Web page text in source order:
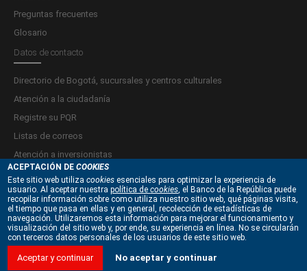
ACEPTACIÓN DECOOKIES
Este sitio web utilizacookies esenciales para optimizar la experiencia de
usuario. Al aceptar nuestrapolítica decookies, el Banco de la República puede
recopilar información sobre como utiliza nuestro sitio web, qué páginas visita,
el tiempo que pasa en ellas y en general, recolección de estadísticas de
navegación. Utilizaremos esta información para mejorar el funcionamiento y
visualización del sitio web y, por ende, su experiencia en línea. No se circularán
con terceros datos personales de los usuarios de este sitio web.
Aceptar y continuar No aceptar y continuar
Preguntas frecuentes
Glosario
Datos de contacto
Directorio de Bogotá, sucursales y centros culturales
Atención a la ciudadanía
Registre su PQR
Listas de correos
Atención a inversionistas
Términos y condiciones
Política de privacidad y tratamiento de datos personales
Políticas de derechos de autor y Propiedad intelectual
Políticas de seguridad de la información
Mapa del sitio